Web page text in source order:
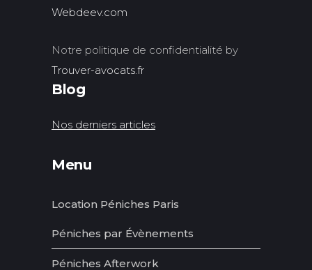
Webdeev.com
Notre politique de confidentialité by
Trouver-avocats.fr
Blog
Nos derniers articles
Menu
Location Péniches Paris
Péniches par Évènements
Péniches Afterwork